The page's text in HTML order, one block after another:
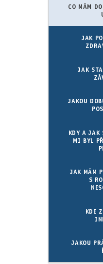
CO MÁM
JAK
JAK
JAKOU
KDY A JAK
MI BYL
JAK MÁM
S
KDE
JAKOU